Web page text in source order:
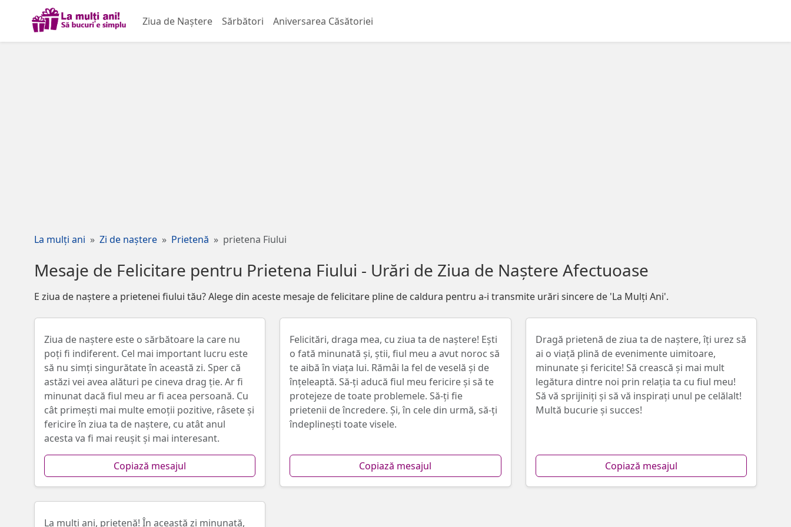
Ziua de Naștere Sărbători Aniversarea Căsătoriei
La mulți ani Zi de naștere Prietenă prietena Fiului
Mesaje de Felicitare pentru Prietena Fiului - Urări de Ziua de Naștere Afectuoase
E ziua de naștere a prietenei fiului tău? Alege din aceste mesaje de felicitare pline de caldura pentru a-i transmite urări sincere de 'La Mulți Ani'.
Ziua de naștere este o sărbătoare la care nu
poți fi indiferent. Cel mai important lucru este
să nu simți singurătate în această zi. Sper că
astăzi vei avea alături pe cineva drag ție. Ar fi
minunat dacă fiul meu ar fi acea persoană. Cu
cât primești mai multe emoții pozitive, râsete și
fericire în ziua ta de naștere, cu atât anul
acesta va fi mai reușit și mai interesant.
Copiază mesajul
Felicitări, draga mea, cu ziua ta de naștere! Ești
o fată minunată și, știi, fiul meu a avut noroc să
te aibă în viața lui. Rămâi la fel de veselă și de
înțeleaptă. Să-ți aducă fiul meu fericire și să te
protejeze de toate problemele. Să-ți fie
prietenii de încredere. Și, în cele din urmă, să-ți
îndeplinești toate visele.
Copiază mesajul
Dragă prietenă de ziua ta de naștere, îți urez să
ai o viață plină de evenimente uimitoare,
minunate și fericite! Să crească și mai mult
legătura dintre noi prin relația ta cu fiul meu!
Să vă sprijiniți și să vă inspirați unul pe celălalt!
Multă bucurie și succes!
Copiază mesajul
La mulți ani, prietenă! În această zi minunată,